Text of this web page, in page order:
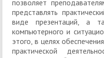
позволяет
представлять
виде презентаций, а
компьютерного и
этого, в целях
практической